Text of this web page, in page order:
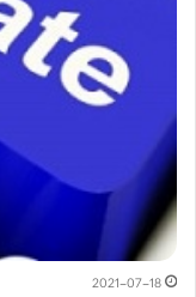
2021-07-18